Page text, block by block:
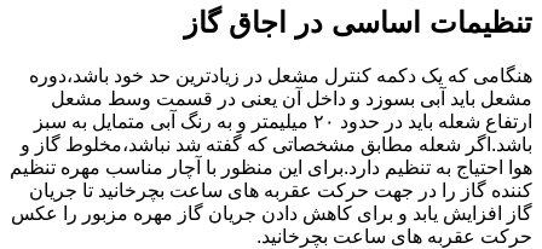
تنظیمات اساسی در اجاق گاز
هنگامی که یک دکمه کنترل مشعل در زیادترین حد خود باشد،دوره
مشعل باید آبی بسوزد و داخل آن یعنی در قسمت وسط مشعل
ارتفاع شعله باید در حدود ۲۰ میلیمتر و به رنگ آبی متمایل به سبز
باشد.اگر شعله مطابق مشخصاتی که گفته شد نباشد،مخلوط گاز و
هوا احتیاج به تنظیم دارد.برای این منظور با آچار مناسب مهره تنظیم
کننده گاز را در جهت حرکت عقربه های ساعت بچرخانید تا جریان
گاز افزایش یابد و برای کاهش دادن جریان گاز مهره مزبور را عکس
حرکت عقربه های ساعت بچرخانید.